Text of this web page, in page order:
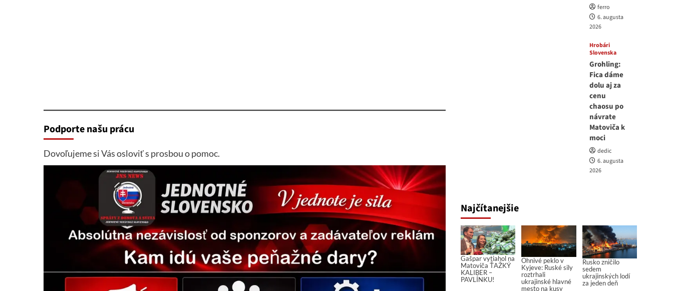
Podporte našu prácu
Dovoľujeme si Vás osloviť s prosbou o pomoc.
ferro
6. augusta
2026
Hrobári
Slovenska
Grohling:
Fica dáme
dolu aj za
cenu
chaosu po
návrate
Matoviča k
moci
dedic
6. augusta
2026
Najčítanejšie
Gašpar vytiahol na
Matoviča ŤAŽKÝ
KALIBER –
PAVLÍNKU!
Ohnivé peklo v
Kyjeve: Ruské sily
roztrhali
ukrajinské hlavné
mesto na kusy
Rusko zničilo
sedem
ukrajinských lodí
za jeden deň